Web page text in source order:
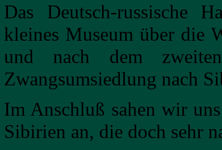
Das Deutsch-russische
kleines Museum über die
und nach dem
Zwangsumsiedlung nach
Im Anschluß sahen wir
Sibirien an, die doch sehr